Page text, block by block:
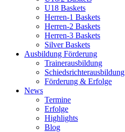
U18 Baskets
Herren-1 Baskets
Herren-2 Baskets
Herren-3 Baskets
Silver Baskets
Ausbildung Förderung
Trainerausbildung
Schiedsrichterausbildung
Förderung & Erfolge
News
Termine
Erfolge
Highlights
Blog